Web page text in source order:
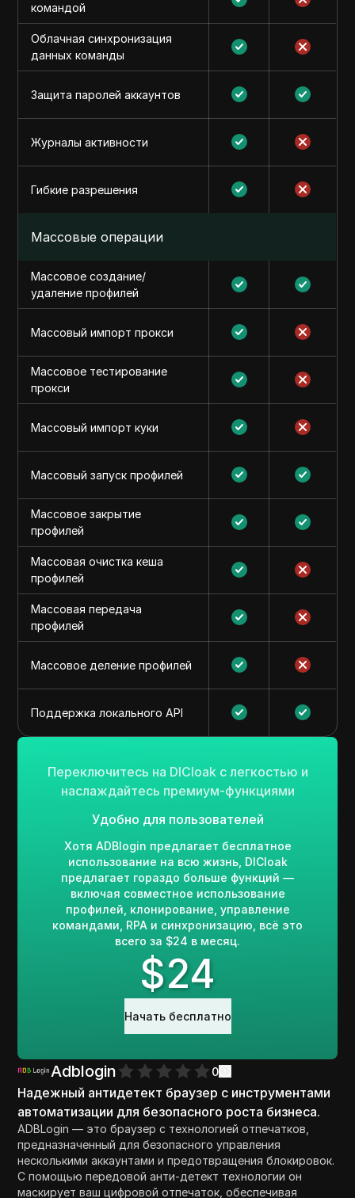
командой
Облачная синхронизация
данных команды
Защита паролей аккаунтов
Журналы активности
Гибкие разрешения
Массовые операции
Массовое создание/
удаление профилей
Массовый импорт прокси
Массовое тестирование
прокси
Массовый импорт куки
Массовый запуск профилей
Массовое закрытие
профилей
Массовая очистка кеша
профилей
Массовая передача
профилей
Массовое деление профилей
Поддержка локального API
Переключитесь на DICloak с легкостью и
наслаждайтесь премиум-функциями
Удобно для пользователей
Хотя ADBlogin предлагает бесплатное
использование на всю жизнь, DICloak
предлагает гораздо больше функций —
включая совместное использование
профилей, клонирование, управление
командами, RPA и синхронизацию, всё это
всего за $24 в месяц.
$24
Начать бесплатно
Adblogin 0
Надежный антидетект браузер с инструментами
автоматизации для безопасного роста бизнеса.
ADBLogin — это браузер с технологией отпечатков,
предназначенный для безопасного управления
несколькими аккаунтами и предотвращения блокировок.
С помощью передовой анти-детект технологии он
маскирует ваш цифровой отпечаток, обеспечивая